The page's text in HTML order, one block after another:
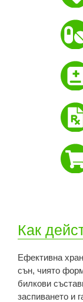
Как
Ефективна
сън, чиято
билкови
заспиването и